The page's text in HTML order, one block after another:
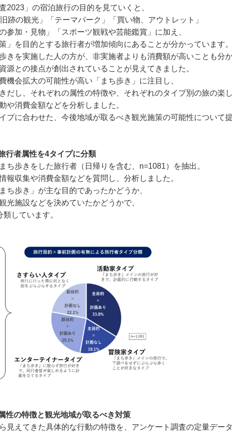
2023」の宿泊旅行の目的を見ていくと、
跡の観光」「テーマパーク」「買い物、アウトレット」
参加・見物」「スポーツ観戦や芸能鑑賞」に加え、
」を目的とする旅行者が増加傾向にあることが分かっています。
きを実施した人の方が、非実施者よりも消費額が高いことも分か
源との接点が創出されていることが見えてきました。
機会拡大の可能性が高い「まち歩き」に注目し、
だし、それぞれの属性の特徴や、それぞれのタイプ別の旅の楽し
や消費金額などを分析しました。
プに合わせた、今後地域が取るべき観光施策の可能性について提
行者属性を4タイプに分類
ち歩きをした旅行者（日帰りを含む、n=1081）を抽出。
報収集や消費金額などを質問し、分析しました。
ち歩き」が主な目的であったかどうか、
光施設などを決めていたかどうかで、
しています。
性の特徴と観光地域が取るべき対策
見えてきた具体的な行動の特徴を、アンケート調査の定量データ